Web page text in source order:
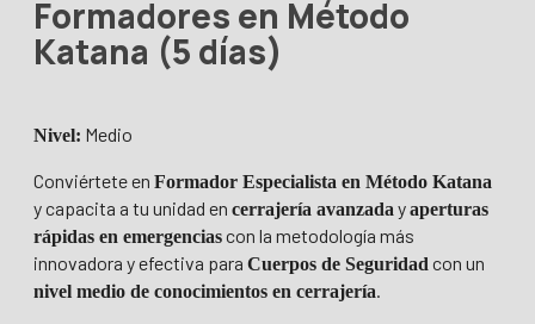
Formadores en Método
Katana (5 días)
Nivel: Medio
Conviértete en Formador Especialista en Método Katana
y capacita a tu unidad en cerrajería avanzada yaperturas
rápidas en emergenciascon la metodología más
innovadora y efectiva para Cuerpos de Seguridad con un
nivel medio de conocimientos en cerrajería.